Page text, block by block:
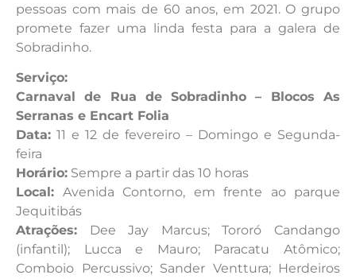
pessoas com mais de 60 anos, em 2021. O grupo
promete fazer uma linda festa para a galera de
Sobradinho.
Serviço:
Carnaval de Rua de Sobradinho – Blocos As
Serranas e Encart Folia
Data: 11 e 12 de fevereiro – Domingo e Segunda-
feira
Horário: Sempre a partir das 10 horas
Local: Avenida Contorno, em frente ao parque
Jequitibás
Atrações: Dee Jay Marcus; Tororó Candango
(infantil); Lucca e Mauro; Paracatu Atômico;
Comboio Percussivo; Sander Venttura; Herdeiros